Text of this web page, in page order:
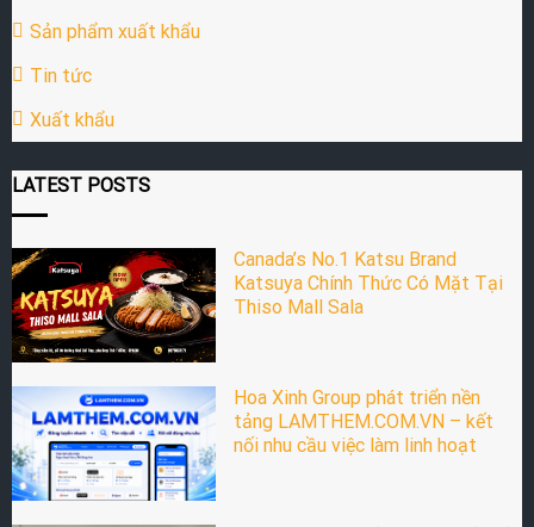
Sản phẩm xuất khẩu
Tin tức
Xuất khẩu
LATEST POSTS
Canada’s No.1 Katsu Brand
Katsuya Chính Thức Có Mặt Tại
Thiso Mall Sala
Hoa Xinh Group phát triển nền
tảng LAMTHEM.COM.VN – kết
nối nhu cầu việc làm linh hoạt